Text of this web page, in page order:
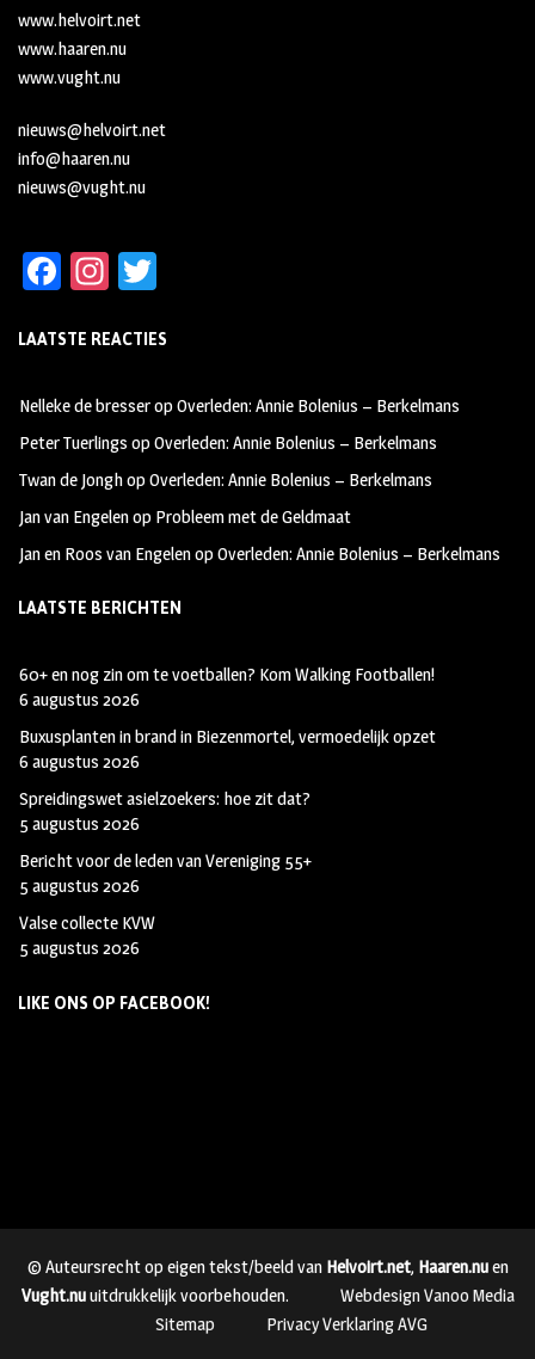
www.helvoirt.net
www.haaren.nu
www.vught.nu
nieuws@helvoirt.net
info@haaren.nu
nieuws@vught.nu
Fa
b
oo
k
In
ag
m
tt
LAATSTE REACTIES
Nelleke de bresseropOverleden: Annie Bolenius – Berkelmans
Peter Tuerlings opOverleden: Annie Bolenius – Berkelmans
Twan de JonghopOverleden: Annie Bolenius – Berkelmans
Jan van Engelenop Probleem met de Geldmaat
Jan en Roos van EngelenopOverleden: Annie Bolenius – Berkelmans
LAATSTE BERICHTEN
60+ en nog zin om te voetballen? Kom Walking Footballen!
6 augustus 2026
Buxusplanten in brand in Biezenmortel, vermoedelijk opzet
6 augustus 2026
Spreidingswet asielzoekers: hoe zit dat?
5 augustus 2026
Bericht voor de leden van Vereniging 55+
5 augustus 2026
Valse collecte KVW
5 augustus 2026
LIKE ONS OP FACEBOOK!
© Auteursrecht op eigen tekst/beeld van Helvoirt.net, Haaren.nuen
Vught.nuuitdrukkelijk voorbehouden.
Webdesign Vanoo Media
Sitemap
Privacy Verklaring AVG